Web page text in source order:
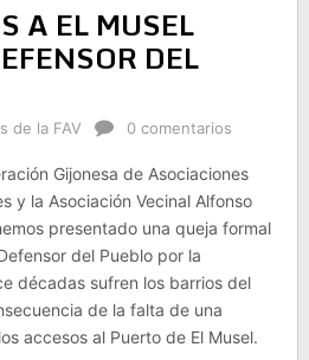
A EL MUSEL
DEL
de la FAV 0 comentarios
Gijonesa de Asociaciones
y la Asociación Vecinal Alfonso
presentado una queja formal
del Pueblo por la
décadas sufren los barrios del
de la falta de una
accesos al Puerto de El Musel.